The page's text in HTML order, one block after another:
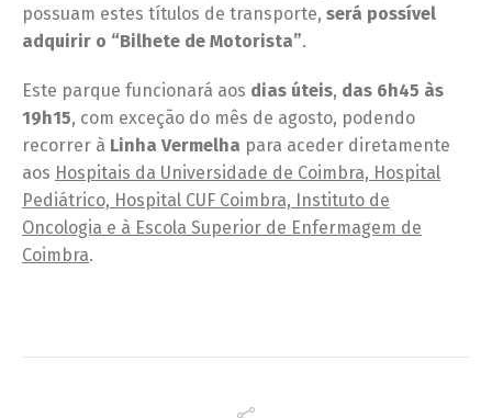
possuam estes títulos de transporte, será possível
adquirir o “Bilhete de Motorista”.
Este parque funcionará aos dias úteis, das 6h45 às
19h15, com exceção do mês de agosto, podendo
recorrer à Linha Vermelha para aceder diretamente
aos Hospitais da Universidade de Coimbra, Hospital
Pediátrico, Hospital CUF Coimbra, Instituto de
Oncologia e à Escola Superior de Enfermagem de
Coimbra.